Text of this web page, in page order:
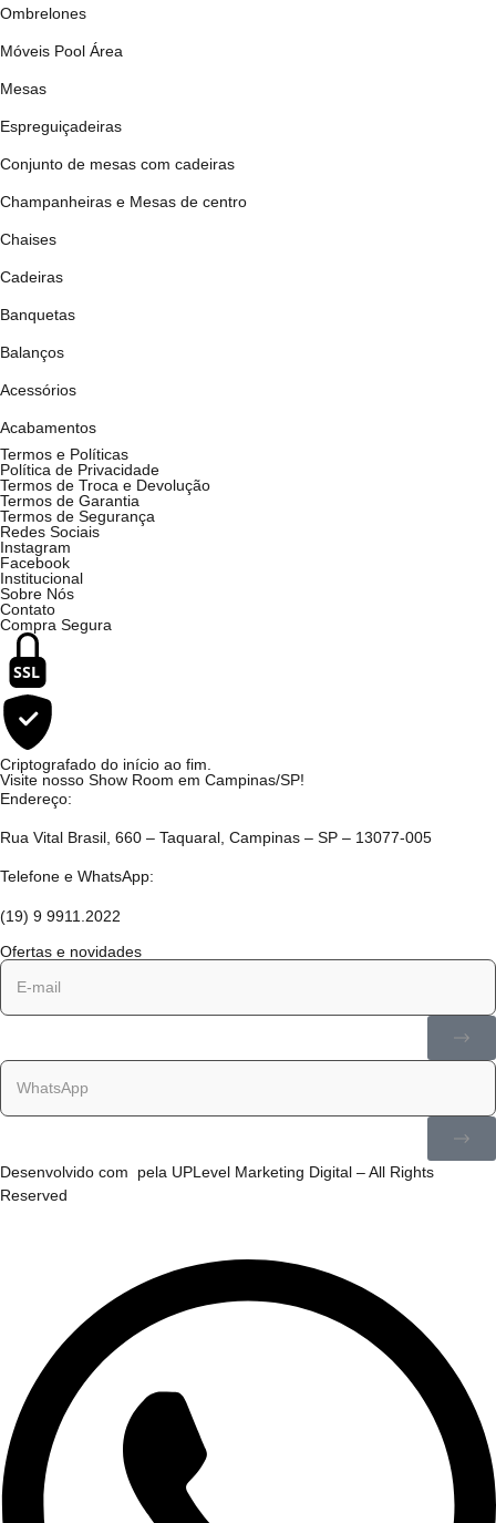
Ombrelones
Móveis Pool Área
Mesas
Espreguiçadeiras
Conjunto de mesas com cadeiras
Champanheiras e Mesas de centro
Chaises
Cadeiras
Banquetas
Balanços
Acessórios
Acabamentos
Termos e Políticas
Política de Privacidade
Termos de Troca e Devolução
Termos de Garantia
Termos de Segurança
Redes Sociais
Instagram
Facebook
Institucional
Sobre Nós
Contato
Compra Segura
SSL
Criptografado do início ao fim.
Visite nosso Show Room em Campinas/SP!
Endereço:
Rua Vital Brasil, 660 – Taquaral, Campinas – SP – 13077-005
Telefone e WhatsApp:
(19) 9 9911.2022
Ofertas e novidades
Desenvolvido com pela UPLevel Marketing Digital – All Rights
Reserved